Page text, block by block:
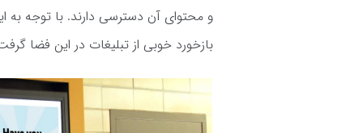
و محتوای آن دسترسی دارند. با توجه به
بازخورد خوبی از تبلیغات در این فضا